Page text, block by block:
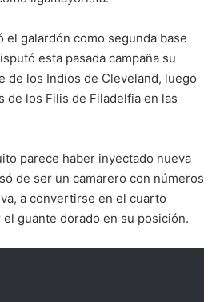
el galardón como segunda base
esta pasada campaña su
de los Indios de Cleveland, luego
de los Filis de Filadelfia en las
parece haber inyectado nueva
de ser un camarero con números
a convertirse en el cuarto
guante dorado en su posición.